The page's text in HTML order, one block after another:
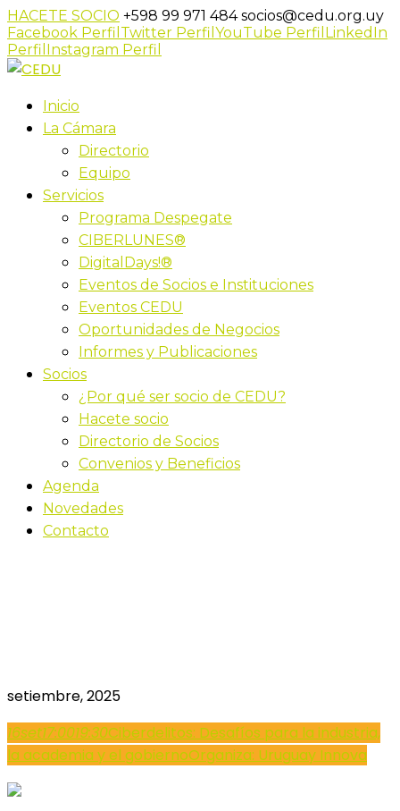
HACETE SOCIO +598 99 971 484socios@cedu.org.uy
Facebook Perfil Twitter Perfil YouTube Perfil LinkedIn
Perfil Instagram Perfil
Inicio
La Cámara
Directorio
Equipo
Servicios
Programa Despegate
CIBERLUNES®
DigitalDays!®
Eventos de Socios e Instituciones
Eventos CEDU
Oportunidades de Negocios
Informes y Publicaciones
Socios
¿Por qué ser socio de CEDU?
Hacete socio
Directorio de Socios
Convenios y Beneficios
Agenda
Novedades
Contacto
setiembre, 2025
16set17:0019:30Ciberdelitos: Desafíos para la industria,
la academia y el gobiernoOrganiza: Uruguay Innova